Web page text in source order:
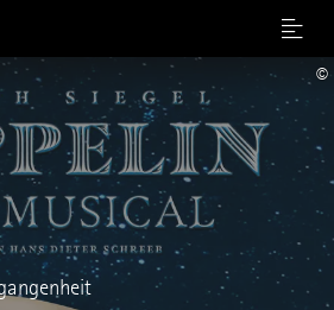
Menu
©